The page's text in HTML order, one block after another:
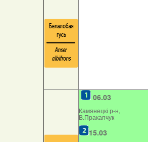
06.03
Камянецкі р-н,
В.Пракапчук
15.03